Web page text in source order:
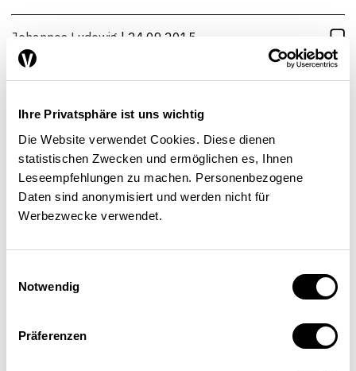
Ihre Privatsphäre ist uns wichtig
Die Website verwendet Cookies. Diese dienen
statistischen Zwecken und ermöglichen es, Ihnen
Leseempfehlungen zu machen. Personenbezogene
Daten sind anonymisiert und werden nicht für
Werbezwecke verwendet.
Notwendig
Präferenzen
Johannes Ludewig | 24.09.2015